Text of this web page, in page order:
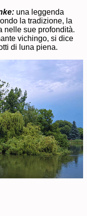
una leggenda
la tradizione, la
nelle sue profondità.
vichingo, si dice
di luna piena.